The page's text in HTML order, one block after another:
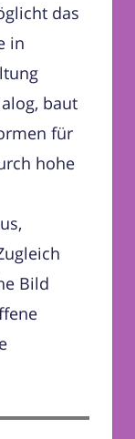
das
in
baut
für
hohe
Bild